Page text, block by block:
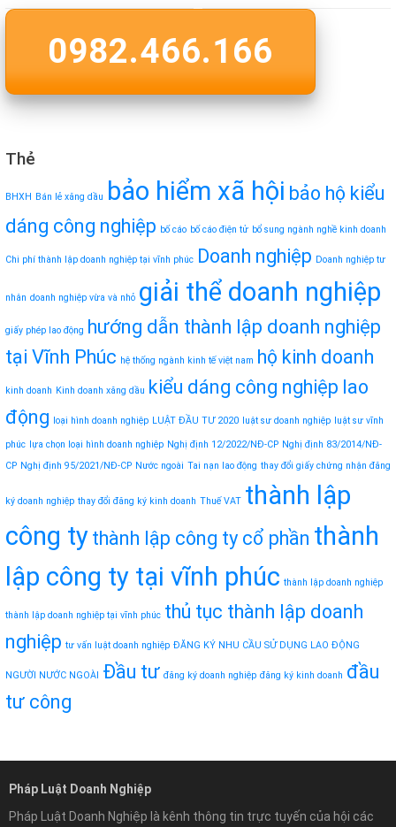
0982.466.166
Thẻ
BHXH Bán lẻ xăng dầu bảo hiểm xã hội bảo hộ kiểu
dáng công nghiệp bố cáo bố cáo điện tử bổ sung ngành nghề kinh doanh
Chi phí thành lập doanh nghiệp tại vĩnh phúc Doanh nghiệp Doanh nghiệp tư
nhân doanh nghiệp vừa và nhỏ giải thể doanh nghiệp
giấy phép lao động
hướng dẫn thành lập doanh nghiệp
tại Vĩnh Phúc hệ thống ngành kinh tế việt nam hộ kinh doanh
kinh doanh Kinh doanh xăng dầu kiểu dáng công nghiệp lao
động
loại hình doanh nghiệp LUẬT ĐẦU TƯ 2020 luật sư doanh nghiệp luật sư vĩnh
phúc lựa chọn loại hình doanh nghiệp Nghị định 12/2022/NĐ-CP Nghị định 83/2014/NĐ-
CP Nghị định 95/2021/NĐ-CP Nước ngoài Tai nạn lao động thay đổi giấy chứng nhận đăng
ký doanh nghiệp thay đổi đăng ký kinh doanh Thuế VAT thành lập
công ty thành lập công ty cổ phần thành
lập công ty tại vĩnh phúc thành lập doanh nghiệp
thành lập doanh nghiệp tại vĩnh phúc thủ tục thành lập doanh
nghiệp tư vấn luật doanh nghiệp ĐĂNG KÝ NHU CẦU SỬ DỤNG LAO ĐỘNG
NGƯỜI NƯỚC NGOÀI Đầu tư đăng ký doanh nghiệp đăng ký kinh doanh đầu
tư công
Pháp Luật Doanh Nghiệp
Pháp Luật Doanh Nghiệp là kênh thông tin trực tuyến của hội các